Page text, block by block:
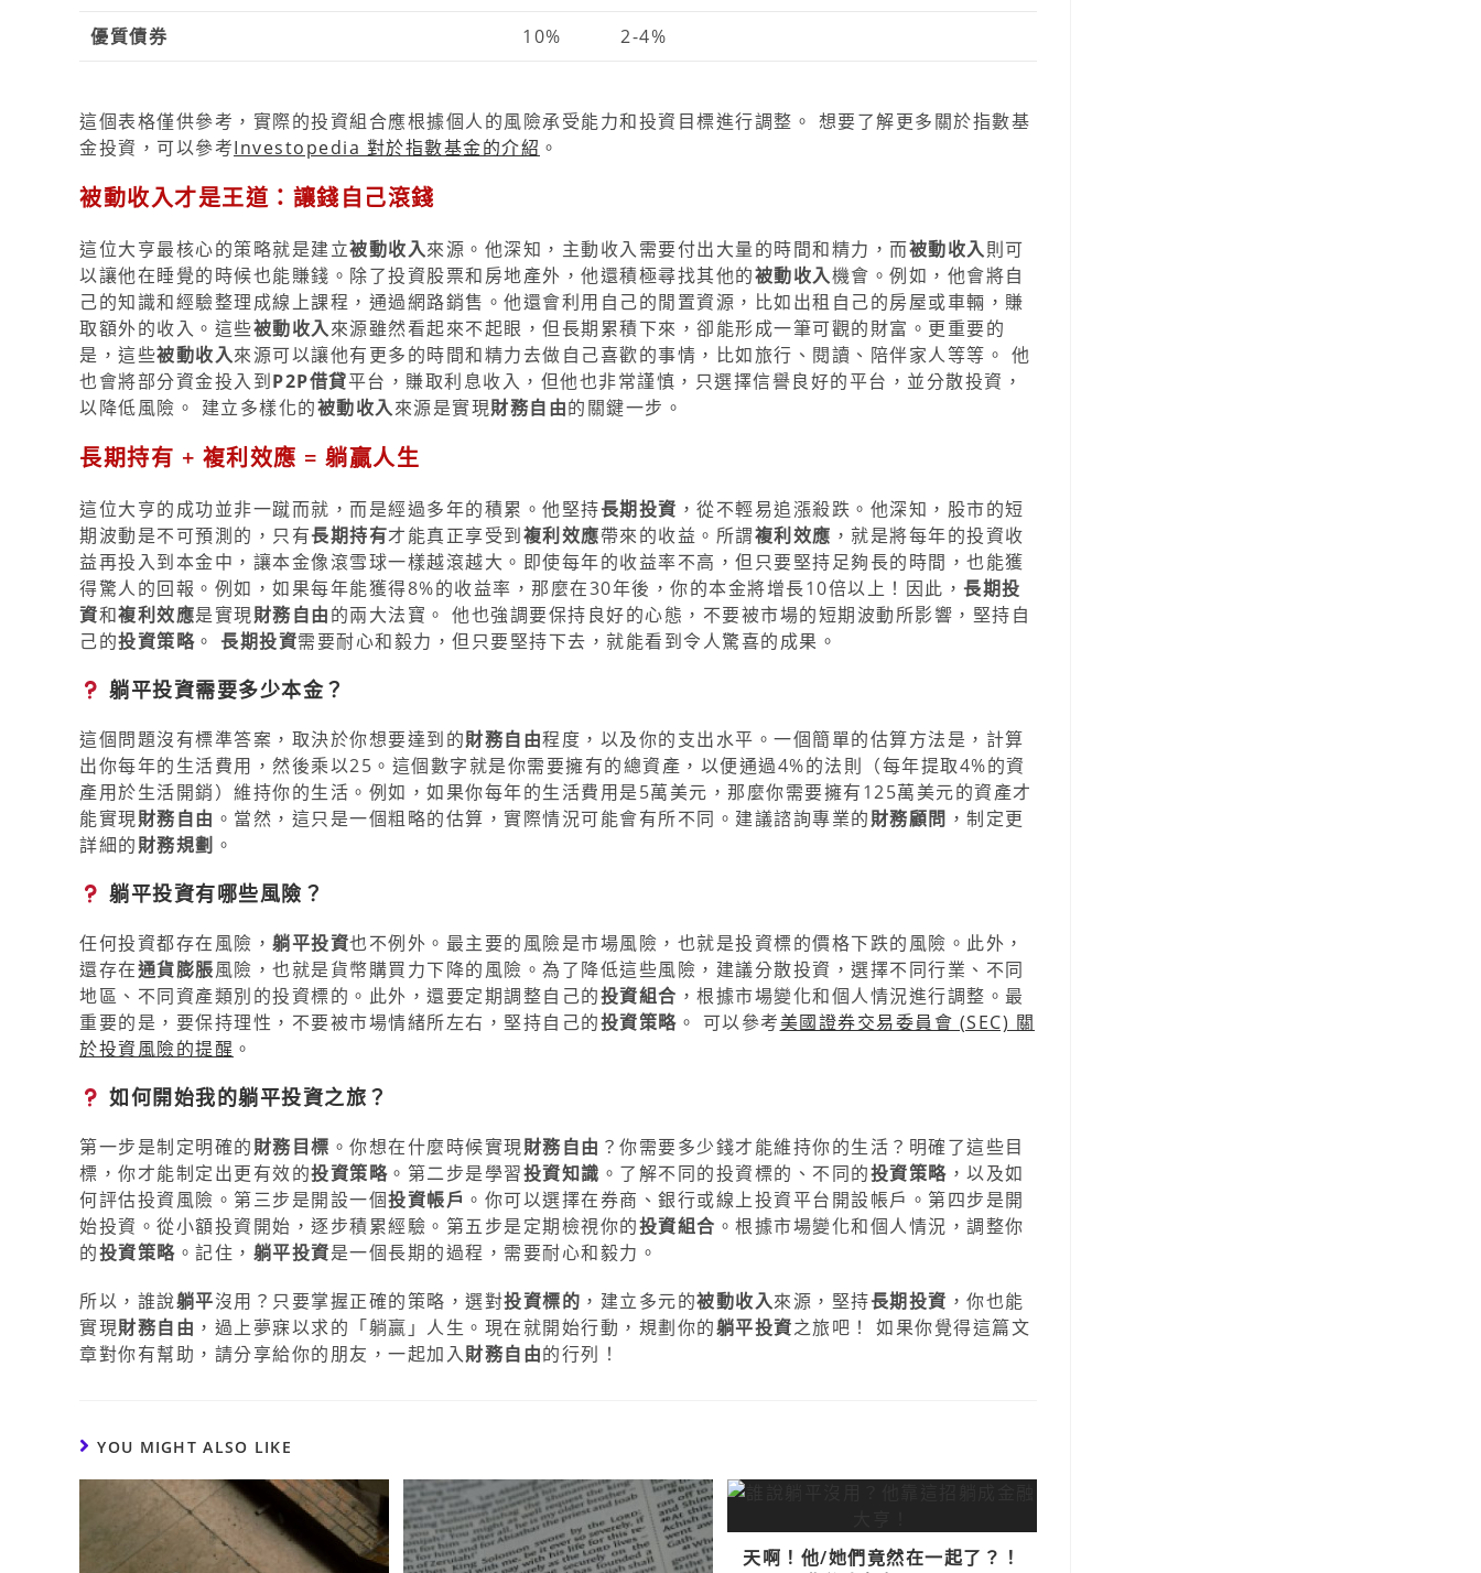
優質債券 10% 2-4%
這個表格僅供參考，實際的投資組合應根據個人的風險承受能力和投資目標進行調整。 想要了解更多關於指數基
金投資，可以參考Investopedia 對於指數基金的介紹 。
被動收入才是王道：讓錢自己滾錢
這位大亨最核心的策略就是建立被動收入來源。他深知，主動收入需要付出大量的時間和精力，而被動收入則可
以讓他在睡覺的時候也能賺錢。除了投資股票和房地產外，他還積極尋找其他的被動收入機會。例如，他會將自
己的知識和經驗整理成線上課程，通過網路銷售。他還會利用自己的閒置資源，比如出租自己的房屋或車輛，賺
取額外的收入。這些被動收入來源雖然看起來不起眼，但長期累積下來，卻能形成一筆可觀的財富。更重要的
是，這些被動收入來源可以讓他有更多的時間和精力去做自己喜歡的事情，比如旅行、閱讀、陪伴家人等等。 他
也會將部分資金投入到P2P借貸平台，賺取利息收入，但他也非常謹慎，只選擇信譽良好的平台，並分散投資，
以降低風險。 建立多樣化的被動收入來源是實現財務自由的關鍵一步。
長期持有 + 複利效應 = 躺贏人生
這位大亨的成功並非一蹴而就，而是經過多年的積累。他堅持長期投資 ，從不輕易追漲殺跌。他深知，股市的短
期波動是不可預測的，只有長期持有才能真正享受到複利效應帶來的收益。所謂複利效應 ，就是將每年的投資收
益再投入到本金中，讓本金像滾雪球一樣越滾越大。即使每年的收益率不高，但只要堅持足夠長的時間，也能獲
得驚人的回報。例如，如果每年能獲得8%的收益率，那麼在30年後，你的本金將增長10倍以上！因此， 長期投
資和複利效應是實現財務自由的兩大法寶。 他也強調要保持良好的心態，不要被市場的短期波動所影響，堅持自
己的投資策略 。 長期投資需要耐心和毅力，但只要堅持下去，就能看到令人驚喜的成果。
躺平投資需要多少本金？
這個問題沒有標準答案，取決於你想要達到的財務自由程度，以及你的支出水平。一個簡單的估算方法是，計算
出你每年的生活費用，然後乘以25。這個數字就是你需要擁有的總資產，以便通過4%的法則（每年提取4%的資
產用於生活開銷）維持你的生活。例如，如果你每年的生活費用是5萬美元，那麼你需要擁有125萬美元的資產才
能實現財務自由 。當然，這只是一個粗略的估算，實際情況可能會有所不同。建議諮詢專業的財務顧問 ，制定更
詳細的財務規劃 。
躺平投資有哪些風險？
任何投資都存在風險， 躺平投資也不例外。最主要的風險是市場風險，也就是投資標的價格下跌的風險。此外，
還存在通貨膨脹風險，也就是貨幣購買力下降的風險。為了降低這些風險，建議分散投資，選擇不同行業、不同
地區、不同資產類別的投資標的。此外，還要定期調整自己的投資組合 ，根據市場變化和個人情況進行調整。最
重要的是，要保持理性，不要被市場情緒所左右，堅持自己的投資策略 。 可以參考美國證券交易委員會 (SEC) 關
於投資風險的提醒 。
如何開始我的躺平投資之旅？
第一步是制定明確的財務目標 。你想在什麼時候實現財務自由 ？你需要多少錢才能維持你的生活？明確了這些目
標，你才能制定出更有效的投資策略 。第二步是學習投資知識 。了解不同的投資標的、不同的投資策略 ，以及如
何評估投資風險。第三步是開設一個投資帳戶 。你可以選擇在券商、銀行或線上投資平台開設帳戶。第四步是開
始投資。從小額投資開始，逐步積累經驗。第五步是定期檢視你的投資組合 。根據市場變化和個人情況，調整你
的投資策略 。記住， 躺平投資是一個長期的過程，需要耐心和毅力。
所以，誰說躺平沒用？只要掌握正確的策略，選對投資標的 ，建立多元的被動收入來源，堅持長期投資 ，你也能
實現財務自由 ，過上夢寐以求的「躺贏」人生。現在就開始行動，規劃你的躺平投資之旅吧！ 如果你覺得這篇文
章對你有幫助，請分享給你的朋友，一起加入財務自由的行列！
YOU MIGHT ALSO LIKE
天啊！他/她們竟然在一起了？！